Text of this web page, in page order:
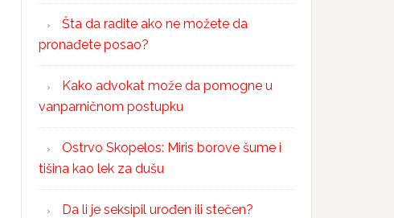
Šta da radite ako ne možete da
pronađete posao?
Kako advokat može da pomogne u
vanparničnom postupku
Ostrvo Skopelos: Miris borove šume i
tišina kao lek za dušu
Da li je seksipil urođen ili stečen?